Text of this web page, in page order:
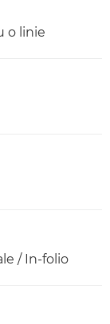
o linie
/ In-folio